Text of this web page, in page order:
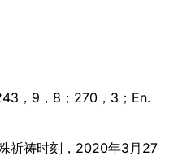
，9，8；270，3；En.
祈祷时刻，2020年3月27